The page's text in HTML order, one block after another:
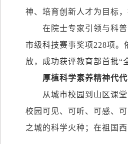
神、培育创新人才为目标
在院士专家引领与科
市级科技赛事奖项228项。
放，成功获评教育部首批“
厚植科学素养精神代
从城市校园到山区课
校园可见、可听、可感、
之城的科学火种；在祖国